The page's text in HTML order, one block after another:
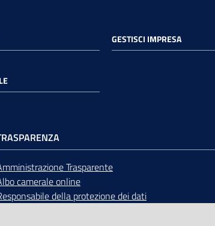
GESTISCI IMPRESA
Trasparente
camerale online
della protezione dei dati